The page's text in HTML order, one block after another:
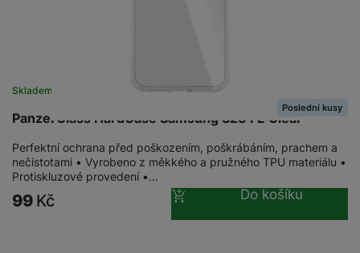
PanzerGlass HardCase Samsung S23 FE Clear
Skladem
Poslední kusy
Perfektní ochrana před poškozením, poškrábáním, prachem a
nečistotami • Vyrobeno z měkkého a pružného TPU materiálu •
Protiskluzové provedení •…
99 Kč Do košíku